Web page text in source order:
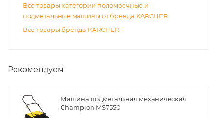
Все товары категории поломоечные и
подметальные машины от бренда KARCHER
Все товары бренда KARCHER
Рекомендуем
Машина подметальная механическая
Champion MS7550